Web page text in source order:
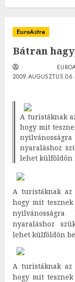
EuroAstra
Bátran
2009.AUGUSZTUS.06.
A turistáknak
hogy mit
nyaraláshoz
lehet külföldön
A turistáknak az
hogy mit
nyaraláshoz
lehet külföldön
A turistáknak az
hogy mit